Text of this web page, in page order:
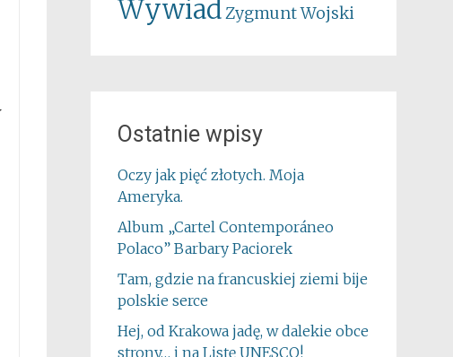
WywiadZygmunt Wojski
Ostatnie wpisy
Oczy jak pięć złotych. Moja
Ameryka.
Album „Cartel Contemporáneo
Polaco” Barbary Paciorek
Tam, gdzie na francuskiej ziemi bije
polskie serce
Hej, od Krakowa jadę, w dalekie obce
strony… i na Listę UNESCO!